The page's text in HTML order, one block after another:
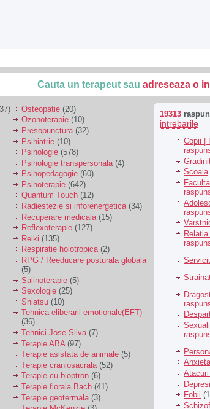
Cauta un terapeut sau adreseaza o
Osteopatie (20)
Ozonoterapie (10)
Presopunctura (32)
Psihiatrie (10)
Psihologie (578)
Psihologie transpersonala (4)
Psihopedagogie (60)
Psihoterapie (642)
Quantum Touch (12)
Radiestezie si inforenergetica(34)
Recuperare medicala (15)
Reflexoterapie (127)
Reiki (135)
Respiratie holotropica(2)
RPG / Reeducare posturala globala
(5)
Salinoterapie (5)
Sexologie (25)
Shiatsu (10)
Tehnica eliberarii emotionale(EFT)
(36)
Tehnici Jose Silva(7)
Terapie ABA (97)
Terapie asistata de animale (5)
Terapie craniosacrala (52)
Terapie cu bioptron (6)
Terapie florala Bach (41)
Terapie geotermala (3)
19313
intrebarile
Copii |
Scoala
Fobii